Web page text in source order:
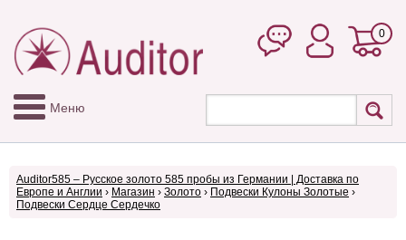
0
Меню
Auditor585 – Русское золото 585 пробы из Германии | Доставка по
Европе и Англии › Магазин › Золото › Подвески Кулоны Золотые ›
Подвески Сердце Сердечко